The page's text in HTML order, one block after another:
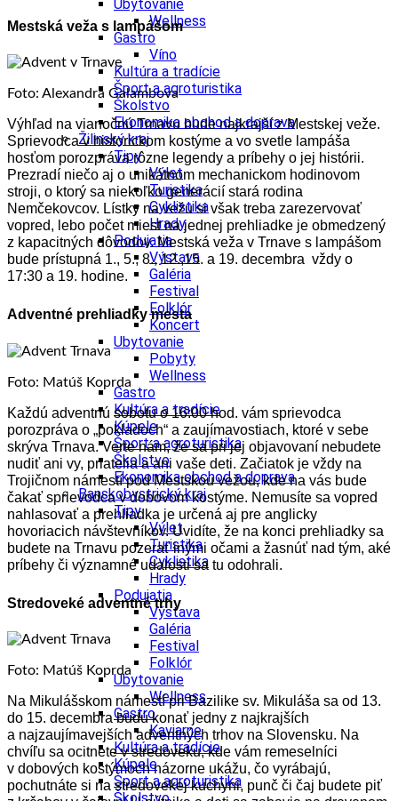
Ubytovanie
Wellness
Gastro
Víno
Kultúra a tradície
Šport a agroturistika
Školstvo
Ekonomika obchod a doprava
Žilinský kraj
Tipy
Výlet
Turistika
Cyklistika
Hrady
Podujatia
Výstava
Galéria
Festival
Folklór
Koncert
Ubytovanie
Pobyty
Wellness
Gastro
Kultúra a tradície
Kúpele
Šport a agroturistika
Školstvo
Ekonomika obchod a doprava
Banskobystrický kraj
Tipy
Výlet
Turistika
Cyklistika
Hrady
Podujatia
Výstava
Galéria
Festival
Folklór
Ubytovanie
Wellness
Gastro
Kaviarne
Kultúra a tradície
Kúpele
Šport a agroturistika
Mestská veža s lampášom
Foto: Alexandra Galambova
Výhľad na vianočnú Trnavu bude najkrajší z Mestskej veže.
Sprievodca v historickom kostýme a vo svetle lampáša
hosťom porozpráva rôzne legendy a príbehy o jej histórii.
Prezradí niečo aj o unikátnom mechanickom hodinovom
stroji, o ktorý sa niekoľko generácií stará rodina
Nemčekovcov. Lístky na vežu si však treba zarezervovať
vopred, lebo počet miest na jednej prehliadke je obmedzený
z kapacitných dôvodov. Mestská veža v Trnave s lampášom
bude prístupná 1., 5., 8., 12.,15. a 19. decembra vždy o
17:30 a 19. hodine.
Adventné prehliadky mesta
Foto: Matúš Koprda
Každú adventnú sobotu o 16:00 hod. vám sprievodca
porozpráva o „pokladoch“ a zaujímavostiach, ktoré v sebe
skrýva Trnava. Verte nám, že sa pri jej objavovaní nebudete
nudiť ani vy, priatelia a ani vaše deti. Začiatok je vždy na
Trojičnom námestí pod Mestskou vežou, kde na vás bude
čakať sprievodca v dobovom kostýme. Nemusíte sa vopred
nahlasovať a prehliadka je určená aj pre anglicky
hovoriacich návštevníkov. Uvidíte, že na konci prehliadky sa
budete na Trnavu pozerať inými očami a žasnúť nad tým, aké
príbehy či významné udalosti sa tu odohrali.
Stredoveké adventné trhy
Foto: Matúš Koprda
Na Mikulášskom námestí pri Bazilike sv. Mikuláša sa od 13.
do 15. decembra budú konať jedny z najkrajších
a najzaujímavejších adventných trhov na Slovensku. Na
chvíľu sa ocitnete v stredoveku, kde vám remeselníci
v dobových kostýmoch názorne ukážu, čo vyrábajú,
pochutnáte si na stredovekej kuchyni, punč či čaj budete piť